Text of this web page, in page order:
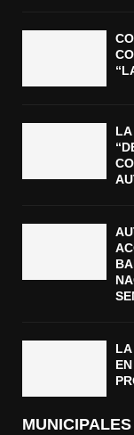
LA
MUNICIPALES